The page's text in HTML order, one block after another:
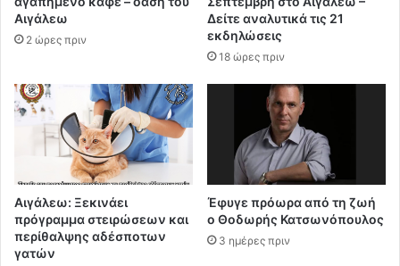
Αιγάλεω
2 ώρες πριν
Δείτε αναλυτικά τις 21
εκδηλώσεις
18 ώρες πριν
Αιγάλεω: Ξεκινάει
πρόγραμμα στειρώσεων και
περίθαλψης αδέσποτων
γατών
Έφυγε πρόωρα από τη ζωή
ο Θοδωρής Κατσωνόπουλος
3 ημέρες πριν